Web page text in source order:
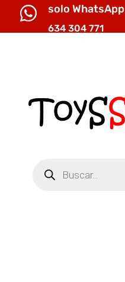
 solo WhatsApp
634 304 771
productos